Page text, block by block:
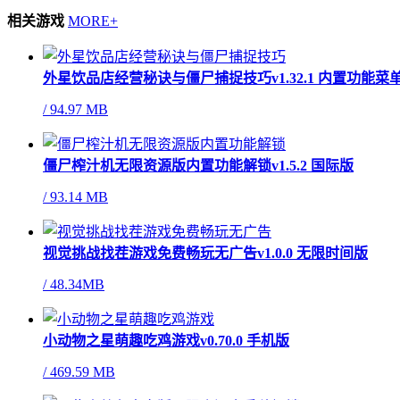
相关游戏 MORE+
外星饮品店经营秘诀与僵尸捕捉技巧v1.32.1 内置功能菜
/94.97 MB
僵尸榨汁机无限资源版内置功能解锁v1.5.2 国际版
/93.14 MB
视觉挑战找茬游戏免费畅玩无广告v1.0.0 无限时间版
/48.34MB
小动物之星萌趣吃鸡游戏v0.70.0 手机版
/469.59 MB